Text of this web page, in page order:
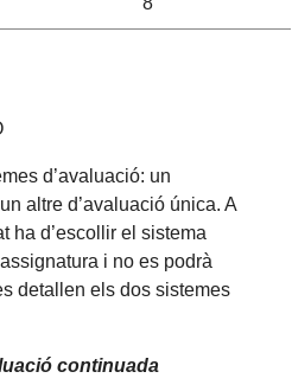
d’avaluació: un
altre d’avaluació única. A
ha d’escollir el sistema
i no es podrà
detallen els dos sistemes
continuada